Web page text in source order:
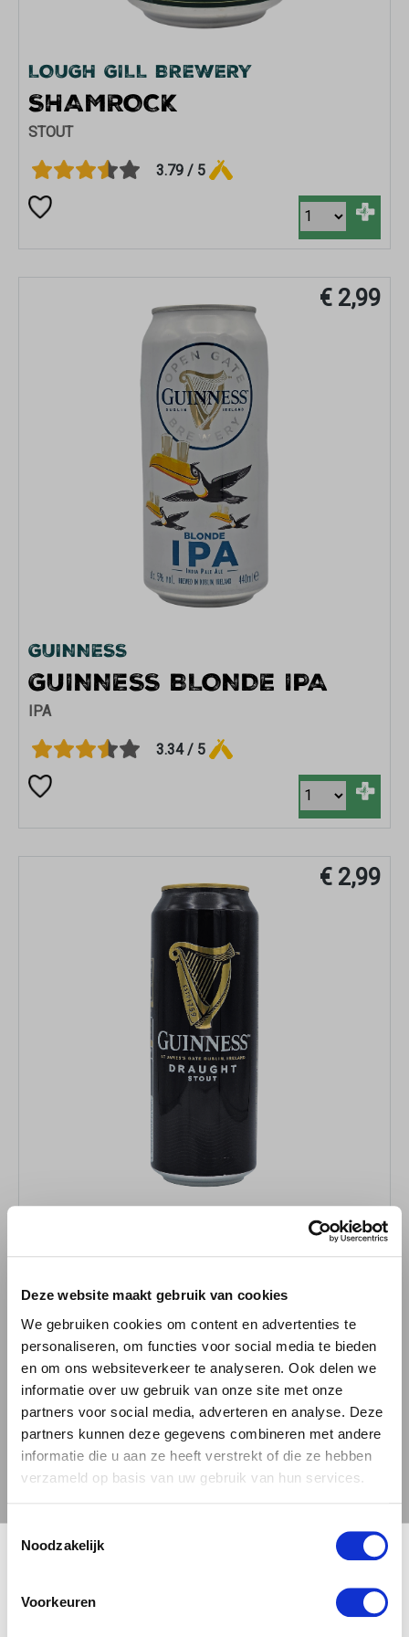
Deze website maakt gebruik van cookies
We gebruiken cookies om content en advertenties te
personaliseren, om functies voor social media te bieden
en om ons websiteverkeer te analyseren. Ook delen we
informatie over uw gebruik van onze site met onze
partners voor social media, adverteren en analyse. Deze
partners kunnen deze gegevens combineren met andere
informatie die u aan ze heeft verstrekt of die ze hebben
verzameld op basis van uw gebruik van hun services.
Toestemmingsselectie
Noodzakelijk
Voorkeuren
LOUGH GILL BREWERY
SHAMROCK
STOUT
3.79 / 5
+
€ 2,99
GUINNESS
GUINNESS BLONDE IPA
IPA
3.34 / 5
+
€ 2,99
GUINNESS DRAUGHT
STOUT
3.77 / 5
+
€ 2,29
🍺 LEEFDTIJDSCHECK 🍺
Je moet 18 jaar of ouder zijn om deze site te bezoeken.